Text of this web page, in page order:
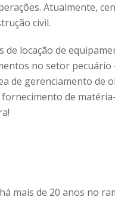
Atualmente,
civil.
de locação de
no setor pecuário
de gerenciamento de
de
mais de 20 anos no